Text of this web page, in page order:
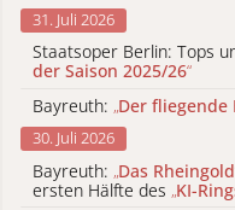
31. Juli 2026
Staatsoper Berlin: Tops
der Saison 2025/26“
Bayreuth: „Der fliegende
30. Juli 2026
Bayreuth: „Das Rheingold
ersten Hälfte des „KI-